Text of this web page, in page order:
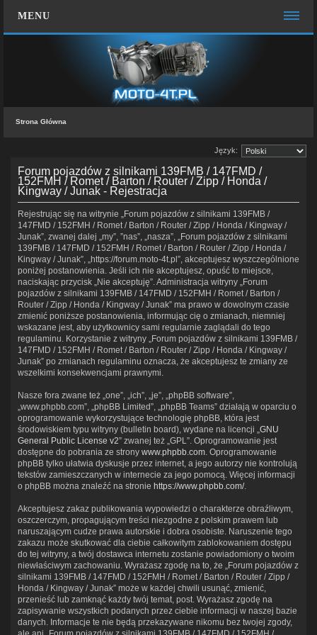
MENU
Zespół administracyjny
FAQ
ZALOGUJ SIĘ
Strona Główna
Język:
Forum pojazdów z silnikami 139FMB / 147FMD /
152FMH / Romet / Barton / Router / Zipp / Honda /
Kingway / Junak - Rejestracja
Rejestrując się na witrynie „Forum pojazdów z silnikami 139FMB /
147FMD / 152FMH / Romet / Barton / Router / Zipp / Honda / Kingway /
Junak”, zwanej dalej „my”, ”nas”, „nasza”, „Forum pojazdów z silnikami
139FMB / 147FMD / 152FMH / Romet / Barton / Router / Zipp / Honda /
Kingway / Junak”, „https://forum.moto-4t.pl”, akceptujesz wyszczególnione
poniżej postanowienia. Jeśli ich nie akceptujesz, opuść to miejsce,
naciskając przycisk „Nie akceptuję”. Administracja witryny „Forum
pojazdów z silnikami 139FMB / 147FMD / 152FMH / Romet / Barton /
Router / Zipp / Honda / Kingway / Junak” ma prawo w dowolnym czasie
zmienić poniższe postanowienia, informując cię o zmianach, niemniej
wskazane jest, aby użytkownicy sami regularnie zaglądali do tego
regulaminu. Korzystanie z witryny „Forum pojazdów z silnikami 139FMB /
147FMD / 152FMH / Romet / Barton / Router / Zipp / Honda / Kingway /
Junak” po zmianach regulaminu oznacza, że akceptujesz te zmiany ze
wszelkimi konsekwencjami prawnymi.
Nasze fora zwane też „one”, „ich”, „je”, „phpBB software”,
„www.phpbb.com”, „phpBB Limited”, „phpBB Teams” działają w oparciu o
oprogramowanie wykorzystujące technologię phpBB, która jest
środowiskiem typu witryny (bulletin board), wydane na licencji „GNU
General Public License v2” zwanej też „GPL”. Oprogramowanie jest
dostępne do pobrania ze strony www.phpbb.com. Oprogramowanie
phpBB tylko ułatwia dyskusje przez internet, a jego autorzy nie kontrolują
tekstów zamieszczanych w internecie za jego pomocą. Więcej informacji
o phpBB można znaleźć na stronie https://www.phpbb.com/.
Akceptujesz zakaz publikowania wypowiedzi o charakterze obraźliwym,
oszczerczym, propagującym treści niezgodne z polskim prawem lub
naruszającym cudze prawa autorskie i dobra osobiste. Naruszenie tego
zakazu może skutkować dla ciebie całkowitym zablokowaniem dostępu
do tej witryny, a twój dostawca internetu zostanie powiadomiony o twoim
niewłaściwym zachowaniu. Wyrażasz zgodę na to, że „Forum pojazdów z
silnikami 139FMB / 147FMD / 152FMH / Romet / Barton / Router / Zipp /
Honda / Kingway / Junak” może w każdej chwili usunąć, zmienić,
przenieść lub zamknąć każdy twój temat, post. Wyrażasz zgodę na
zapisywanie wszystkich podanych przez ciebie informacji w naszej bazie
danych. Informacje te nie będą przekazywane nikomu bez twojej zgody,